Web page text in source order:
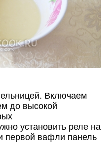
Включаем
до высокой
установить реле на
первой вафли панель